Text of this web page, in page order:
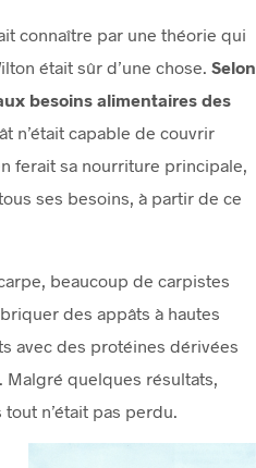
connaître par une théorie qui
était sûr d’une chose. Selon
besoins alimentaires des
n’était capable de couvrir
ferait sa nourriture principale,
ses besoins, à partir de ce
beaucoup de carpistes
des appâts à hautes
avec des protéines dérivées
Malgré quelques résultats,
n’était pas perdu.